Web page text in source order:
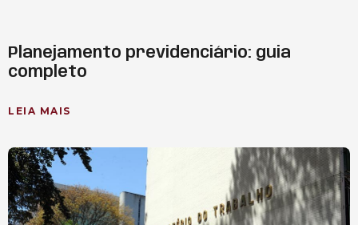
Planejamento previdenciário: guia
completo
LEIA MAIS